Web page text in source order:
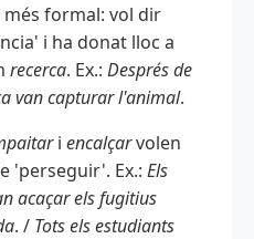
formal: vol dir
i ha donat lloc a
recerca. Ex.: Després de
van capturar l'animal.
i encalçarvolen
'perseguir'. Ex.: Els
acaçar els fugitius
. / Tots els estudiants